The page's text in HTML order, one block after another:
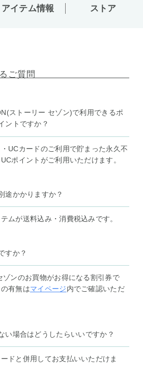
アイテム情報 ストア
ご質問
ストーリー セゾン)で利用できるポ
ントですか？
UCカードのご利用で貯まった永久不
ポイントがご利用いただけます。
途かかりますか？
ムが送料込み・消費税込みです。
すか？
ゾンのお買物がお得になる割引券で
有無はマイページ内でご確認いただ
い場合はどうしたらいいですか？
ドと併用してお支払いいただけま